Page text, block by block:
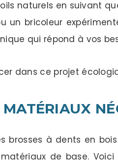
naturels en suivant
un bricoleur
qui répond à vos
dans ce projet
MATÉRIAUX
brosses à dents en
de base.